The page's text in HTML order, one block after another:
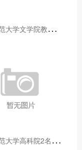
青
海师范大学文学院教师赴山东省相关高校和学术机构交流学习
青
海师范大学高科院2名专家当选中国科学院院士